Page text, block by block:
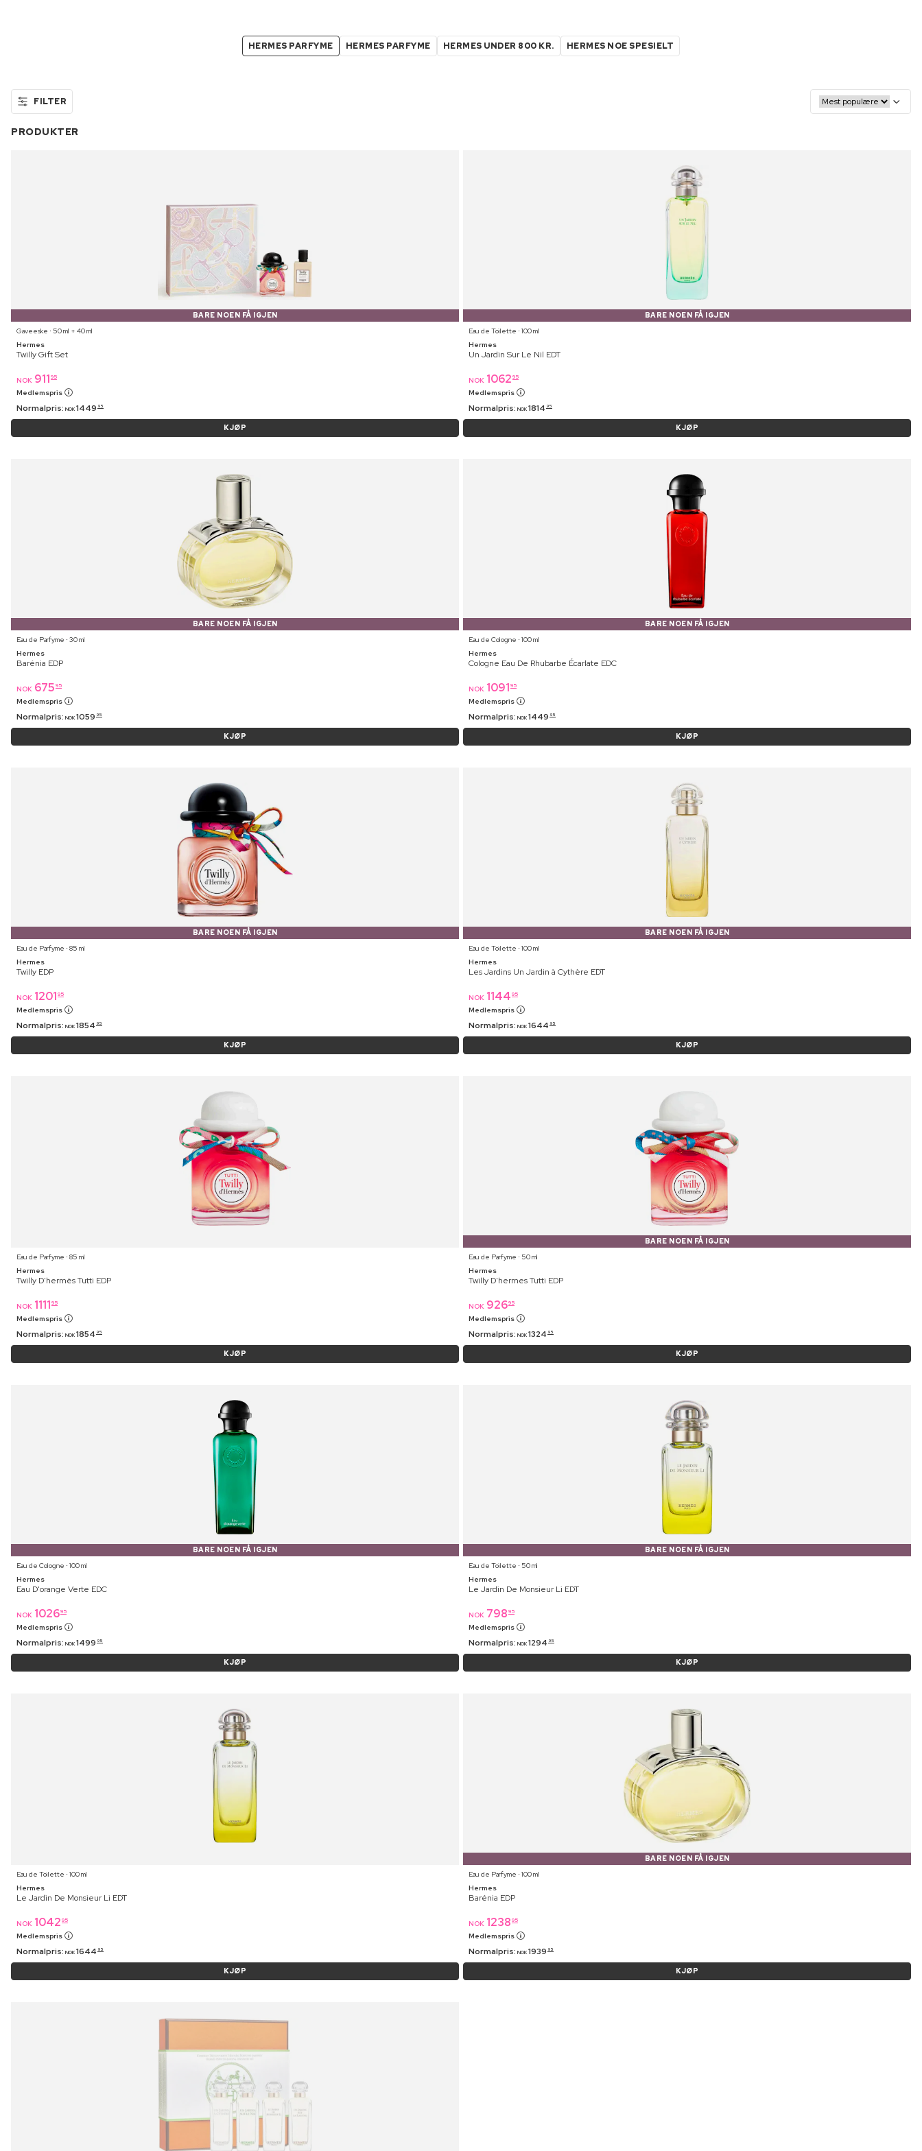
HERMES PARFYME HERMES PARFYME HERMES UNDER 800 KR. HERMES NOE SPESIELT
FILTER
PRODUKTER
BARE NOEN FÅ IGJEN
Gaveeske ⋅ 50 ml + 40 ml
Hermes
Twilly Gift Set
NOK 911 95
Medlemspris
Normalpris: NOK 1449 95
KJØP
BARE NOEN FÅ IGJEN
Eau de Toilette ⋅ 100 ml
Hermes
Un Jardin Sur Le Nil EDT
NOK 1062 95
Medlemspris
Normalpris: NOK 1814 95
KJØP
BARE NOEN FÅ IGJEN
Eau de Parfyme ⋅ 30 ml
Hermes
Barénia EDP
NOK 675 95
Medlemspris
Normalpris: NOK 1059 95
KJØP
BARE NOEN FÅ IGJEN
Eau de Cologne ⋅ 100 ml
Hermes
Cologne Eau De Rhubarbe Écarlate EDC
NOK 1091 95
Medlemspris
Normalpris: NOK 1449 95
KJØP
BARE NOEN FÅ IGJEN
Eau de Parfyme ⋅ 85 ml
Hermes
Twilly EDP
NOK 1201 95
Medlemspris
Normalpris: NOK 1854 95
KJØP
BARE NOEN FÅ IGJEN
Eau de Toilette ⋅ 100 ml
Hermes
Les Jardins Un Jardin à Cythère EDT
NOK 1144 95
Medlemspris
Normalpris: NOK 1644 95
KJØP
Eau de Parfyme ⋅ 85 ml
Hermes
Twilly D'hermès Tutti EDP
NOK 1111 95
Medlemspris
Normalpris: NOK 1854 95
KJØP
BARE NOEN FÅ IGJEN
Eau de Parfyme ⋅ 50 ml
Hermes
Twilly D'hermes Tutti EDP
NOK 92695
Medlemspris
Normalpris: NOK 1324 95
KJØP
BARE NOEN FÅ IGJEN
Eau de Cologne ⋅ 100 ml
Hermes
Eau D'orange Verte EDC
NOK 102695
Medlemspris
Normalpris: NOK 1499 95
KJØP
BARE NOEN FÅ IGJEN
Eau de Toilette ⋅ 50 ml
Hermes
Le Jardin De Monsieur Li EDT
NOK 798 95
Medlemspris
Normalpris: NOK 1294 95
KJØP
Eau de Toilette ⋅ 100 ml
Hermes
Le Jardin De Monsieur Li EDT
NOK 1042 95
Medlemspris
Normalpris: NOK 1644 95
KJØP
BARE NOEN FÅ IGJEN
Eau de Parfyme ⋅ 100 ml
Hermes
Barénia EDP
NOK 1238 95
Medlemspris
Normalpris: NOK 1939 95
KJØP